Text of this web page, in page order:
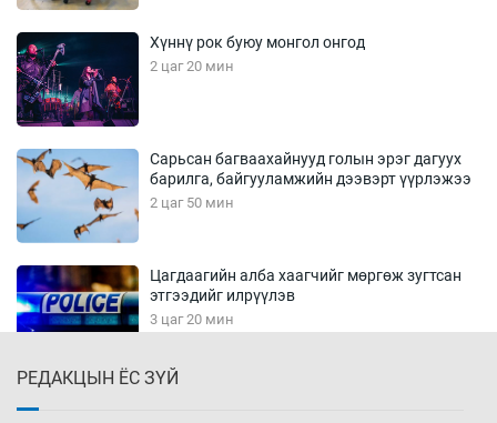
Хүннү рок буюу монгол онгод
2 цаг 20 мин
Сарьсан багваахайнууд голын эрэг дагуух
барилга, байгууламжийн дээвэрт үүрлэжээ
2 цаг 50 мин
Цагдаагийн алба хаагчийг мөргөж зугтсан
этгээдийг илрүүлэв
3 цаг 20 мин
РЕДАКЦЫН ЁС ЗҮЙ